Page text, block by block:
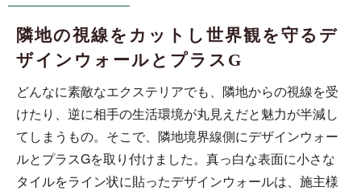
隣地の視線をカットし世界観を守るデ
ザインウォールとプラスG
どんなに素敵なエクステリアでも、隣地からの視線を受
けたり、逆に相手の生活環境が丸見えだと魅力が半減し
てしまうもの。そこで、隣地境界線側にデザインウォー
ルとプラスGを取り付けました。真っ白な表面に小さな
タイルをライン状に貼ったデザインウォールは、施主様